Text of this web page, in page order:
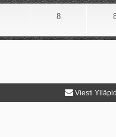
8
Viesti